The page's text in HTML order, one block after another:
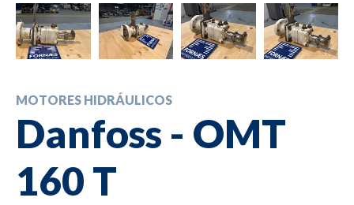
MOTORES HIDRÁULICOS
Danfoss - OMT
160 T